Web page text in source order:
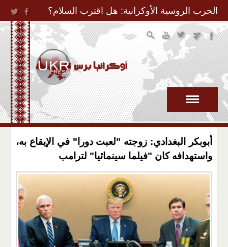
Jump to Navigation
الحرب الروسية الأوكرانية: هل اقترب السلام؟
أبوبكر البغدادي: زوجته "لعبت دورا" في الإيقاع به،
واستهدافه كان "فيلما سينمائيا" لترامب